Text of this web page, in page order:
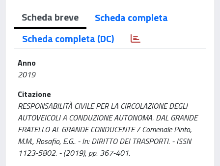
Scheda breve
Scheda completa
Scheda completa (DC)
Anno
2019
Citazione
RESPONSABILITÀ CIVILE PER LA CIRCOLAZIONE DEGLI
AUTOVEICOLI A CONDUZIONE AUTONOMA. DAL GRANDE
FRATELLO AL GRANDE CONDUCENTE / Comenale Pinto,
M.M., Rosafio, E.G.. - In: DIRITTO DEI TRASPORTI. - ISSN
1123-5802. - (2019), pp. 367-401.